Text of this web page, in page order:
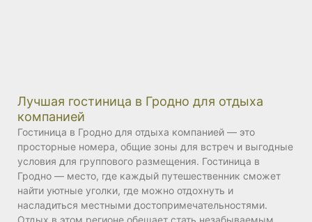
Лучшая гостиница в Гродно для отдыха
компанией
Гостиница в Гродно для отдыха компанией — это
просторные номера, общие зоны для встреч и выгодные
условия для группового размещения. Гостиница в
Гродно — место, где каждый путешественник сможет
найти уютные уголки, где можно отдохнуть и
насладиться местными достопримечательностями.